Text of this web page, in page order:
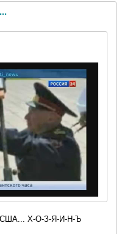
США... Х-О-З-Я-И-Н-Ъ